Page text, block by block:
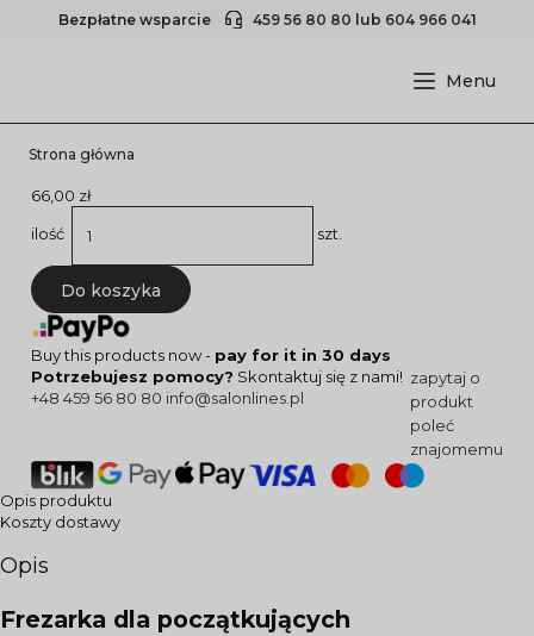
Bezpłatne wsparcie 459 56 80 80 lub 604 966 041
Strona główna
66,00 zł
ilość szt.
Do koszyka
Buy this products now - pay for it in 30 days
Potrzebujesz pomocy? Skontaktuj się z nami!
+48 459 56 80 80 info@salonlines.pl
zapytaj o
produkt
poleć
znajomemu
Opis produktu
Koszty dostawy
Opis
Frezarka dla początkujących